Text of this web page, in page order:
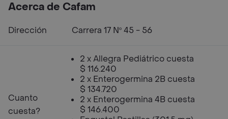
Acerca de Cafam
Dirección Carrera 17 Nº 45 - 56
Cuanto
cuesta?
2 x Allegra Pediátrico cuesta
$ 116.240
2 x Enterogermina 2B cuesta
$ 134.720
2 x Enterogermina 4B cuesta
$ 146.400